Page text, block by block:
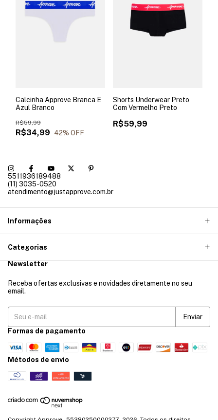
Calcinha Approve Branca E
Azul Branco
R$34,99
R$59,99
42% OFF
Shorts Underwear Preto
Com Vermelho Preto
R$59,99
5511936189488
(11) 3035-0520
atendimento@justapprove.com.br
Informações
Categorias
Newsletter
Receba ofertas exclusivas e novidades diretamente no seu
email.
Formas de pagamento
Métodos de envio